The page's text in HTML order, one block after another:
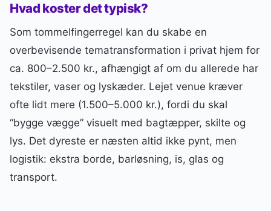
Hvad koster det typisk?
Som tommelfingerregel kan du skabe en
overbevisende tematransformation i privat hjem for
ca. 800–2.500 kr., afhængigt af om du allerede har
tekstiler, vaser og lyskæder. Lejet venue kræver
ofte lidt mere (1.500–5.000 kr.), fordi du skal
“bygge vægge” visuelt med bagtæpper, skilte og
lys. Det dyreste er næsten altid ikke pynt, men
logistik: ekstra borde, barløsning, is, glas og
transport.